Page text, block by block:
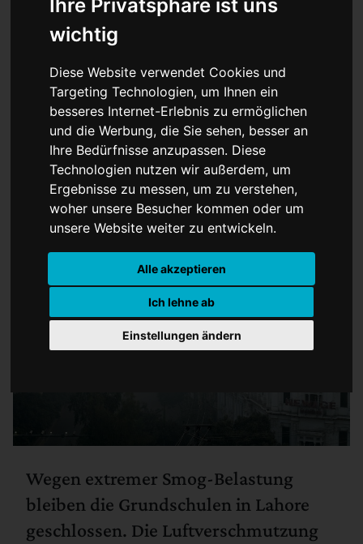
Ihre Privatsphäre ist uns
wichtig
Diese Website verwendet Cookies und
Targeting Technologien, um Ihnen ein
besseres Internet-Erlebnis zu ermöglichen
und die Werbung, die Sie sehen, besser an
Ihre Bedürfnisse anzupassen. Diese
Technologien nutzen wir außerdem, um
Ergebnisse zu messen, um zu verstehen,
woher unsere Besucher kommen oder um
unsere Website weiter zu entwickeln.
Alle akzeptieren
Ich lehne ab
Einstellungen ändern
Lahore: Schulen wegen
extremer
Luftverschmutzung
geschlossen
Wegen extremer Smog-Belastung
bleiben die Grundschulen in Lahore
geschlossen. Die Luftverschmutzung